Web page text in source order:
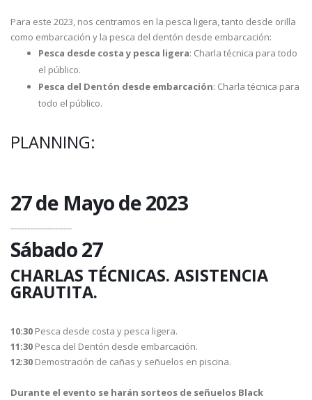
Para este 2023, nos centramos en la pesca ligera, tanto desde orilla
como embarcación y la pesca del dentón desde embarcación:
Pesca desde costa y pesca ligera: Charla técnica para todo
el público.
Pesca del Dentón desde embarcación: Charla técnica para
todo el público.
PLANNING:
27 de Mayo de 2023
----------------------
Sábado 27
CHARLAS TÉCNICAS. ASISTENCIA
GRAUTITA.
10:30 Pesca desde costa y pesca ligera.
11:30 Pesca del Dentón desde embarcación.
12:30 Demostración de cañas y señuelos en piscina.
Durante el evento se harán sorteos de señuelos Black